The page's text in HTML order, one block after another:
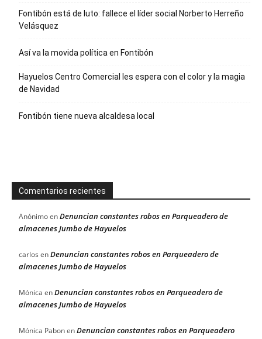
Fontibón está de luto: fallece el líder social Norberto Herreño
Velásquez
Así va la movida política en Fontibón
Hayuelos Centro Comercial les espera con el color y la magia
de Navidad
Fontibón tiene nueva alcaldesa local
Comentarios recientes
AnónimoenDenuncian constantes robos en Parqueadero de
almacenes Jumbo de Hayuelos
carlos enDenuncian constantes robos en Parqueadero de
almacenes Jumbo de Hayuelos
Mónica enDenuncian constantes robos en Parqueadero de
almacenes Jumbo de Hayuelos
Mónica PabonenDenuncian constantes robos en Parqueadero